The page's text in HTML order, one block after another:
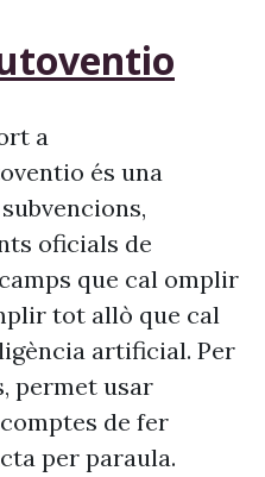
a
és una
oficials de
que cal omplir
tot allò que cal
artificial. Per
permet usar
de fer
per paraula.